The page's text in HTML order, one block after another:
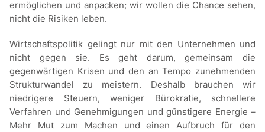
ermöglichen und anpacken; wir wollen die Chance sehen,
nicht die Risiken leben.
Wirtschaftspolitik gelingt nur mit den Unternehmen und
nicht gegen sie. Es geht darum, gemeinsam die
gegenwärtigen Krisen und den an Tempo zunehmenden
Strukturwandel zu meistern. Deshalb brauchen wir
niedrigere Steuern, weniger Bürokratie, schnellere
Verfahren und Genehmigungen und günstigere Energie –
Mehr Mut zum Machen und einen Aufbruch für den